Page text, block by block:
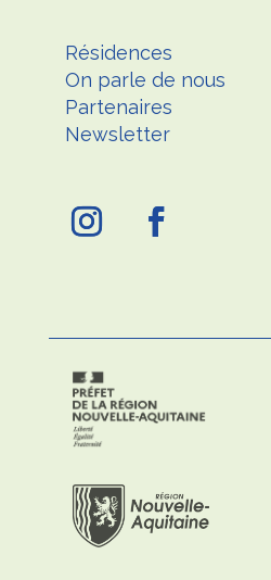
Résidences
On parle de nous
Partenaires
Newsletter